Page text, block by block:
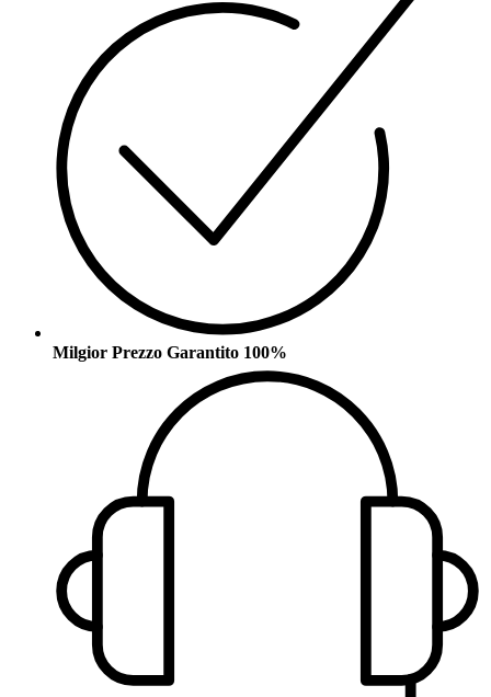
Milgior Prezzo Garantito 100%